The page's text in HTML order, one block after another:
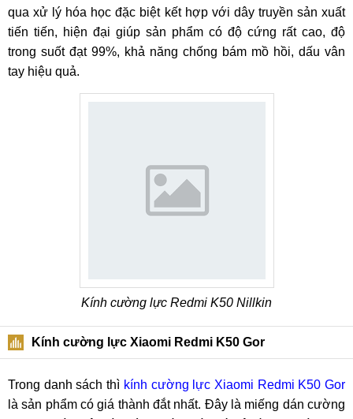
qua xử lý hóa học đặc biệt kết hợp với dây truyền sản xuất
tiến tiến, hiện đại giúp sản phẩm có độ cứng rất cao, độ
trong suốt đạt 99%, khả năng chống bám mồ hồi, dấu vân
tay hiệu quả.
Kính cường lực Redmi K50 Nillkin
Kính cường lực Xiaomi Redmi K50 Gor
Trong danh sách thì kính cường lực Xiaomi Redmi K50 Gor
là sản phẩm có giá thành đắt nhất. Đây là miếng dán cường